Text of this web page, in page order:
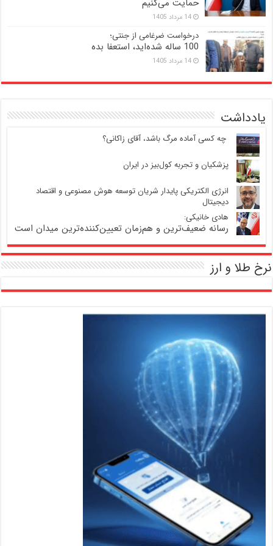
14 مرداد 1405
درخواست ضرغامی از جنتی؛
100 ساله شده‌اید، استعفا بده
14 مرداد 1405
یادداشت
‍ چه کسی آماده مرگ باشد، آقای زاکانی؟
پزشکیان و تجربه کول‌بیز در ایران
انرژی الکتریکی پایدار شریان توسعه هوش مصنوعی و اقتصاد
دیجیتال
هادی خانیکی:
رسانه ضعیف‌ترین و هم‌زمان تعیین‌کننده‌ترین میدان است
نرخ طلا و ارز